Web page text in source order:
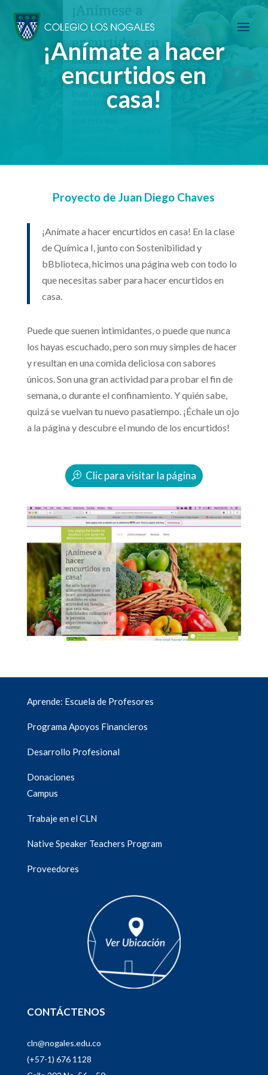
¡Anímate a hacer
encurtidos en
casa!
Proyecto de Juan Diego Chaves
¡Anímate a hacer encurtidos en casa! En la clase
de Química I, junto con Sostenibilidad y
bBblioteca, hicimos una página web con todo lo
que necesitas saber para hacer encurtidos en
casa.
Puede que suenen intimidantes, o puede que nunca
los hayas escuchado, pero son muy simples de hacer
y resultan en una comida deliciosa con sabores
únicos. Son una gran actividad para probar el fin de
semana, o durante el confinamiento. Y quién sabe,
quizá se vuelvan tu nuevo pasatiempo. ¡Échale un ojo
a la página y descubre el mundo de los encurtidos!
Clic para visitar la página
Aprende: Escuela de Profesores
Programa Apoyos Financieros
Desarrollo Profesional
Donaciones
Campus
Trabaje en el CLN
Native Speaker Teachers Program
Proveedores
CONTÁCTENOS
cln@nogales.edu.co
(+57-1) 676 1128